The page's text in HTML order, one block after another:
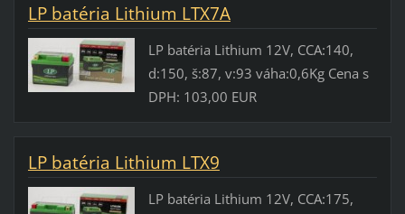
LP batéria Lithium LTX7A
LP batéria Lithium 12V, CCA:140,
d:150, š:87, v:93 váha:0,6Kg Cena s
DPH: 103,00 EUR
LP batéria Lithium LTX9
LP batéria Lithium 12V, CCA:175,